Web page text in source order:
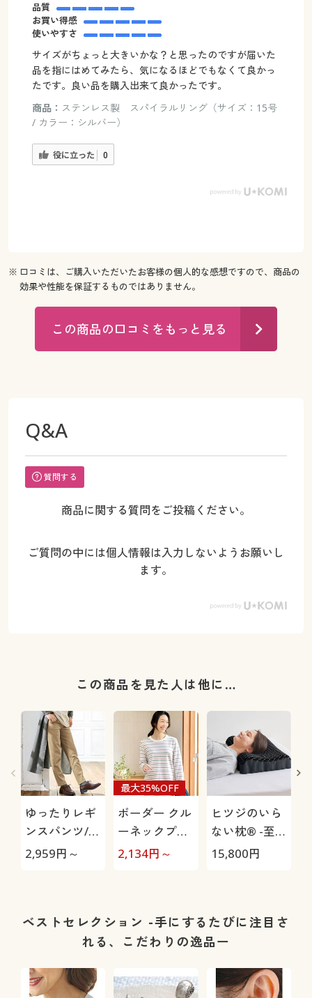
品質
お買い得感
使いやすさ
サイズがちょっと大きいかな？と思ったのですが届いた
品を指にはめてみたら、気になるほどでもなくて良かっ
たです。良い品を購入出来て良かったです。
商品： ステンレス製 スパイラルリング（サイズ：15号
/ カラー：シルバー）
役に立った 0
※ 口コミは、ご購入いただいたお客様の個人的な感想ですので、商品の
効果や性能を保証するものではありません。
この商品の口コミをもっと見る
Q&A
質問する
商品に関する質問をご投稿ください。
ご質問の中には個人情報は入力しないようお願いし
ます。
この商品を見た人は他に…
ゆったりレギ
ンスパンツ/細
見えが叶うら
ト・速乾・洗
2,959円～
ボーダー クル
ーネックプル
オーバー(長
最大35%OFF
2,134円～
ヒツジのいら
ない枕® -至
極-
15,800円
ベストセレクション -手にするたびに注目さ
れる、こだわりの逸品ー